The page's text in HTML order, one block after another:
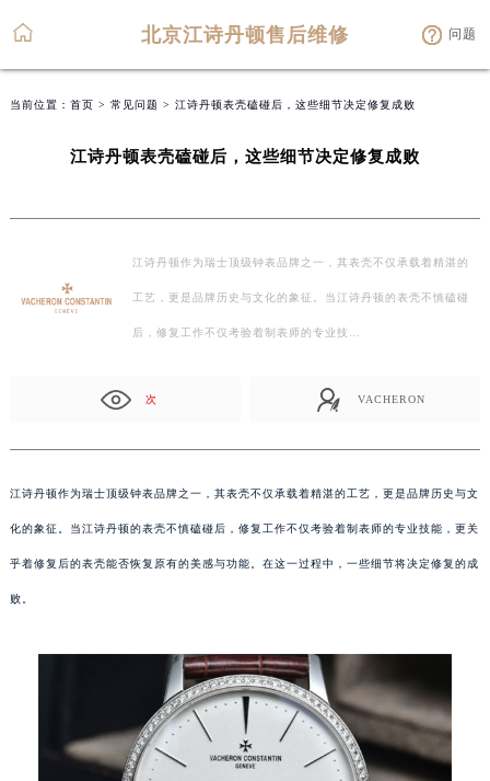
北京江诗丹顿售后维修 问题
当前位置： 首页 > 常见问题 > 江诗丹顿表壳磕碰后，这些细节决定修复成败
江诗丹顿表壳磕碰后，这些细节决定修复成败
江诗丹顿作为瑞士顶级钟表品牌之一，其表壳不仅承载着精湛的
工艺，更是品牌历史与文化的象征。当江诗丹顿的表壳不慎磕碰
后，修复工作不仅考验着制表师的专业技…
次 VACHERON
江诗丹顿作为瑞士顶级钟表品牌之一，其表壳不仅承载着精湛的工艺，更是品牌历史与文
化的象征。当江诗丹顿的表壳不慎磕碰后，修复工作不仅考验着制表师的专业技能，更关
乎着修复后的表壳能否恢复原有的美感与功能。在这一过程中，一些细节将决定修复的成
败。